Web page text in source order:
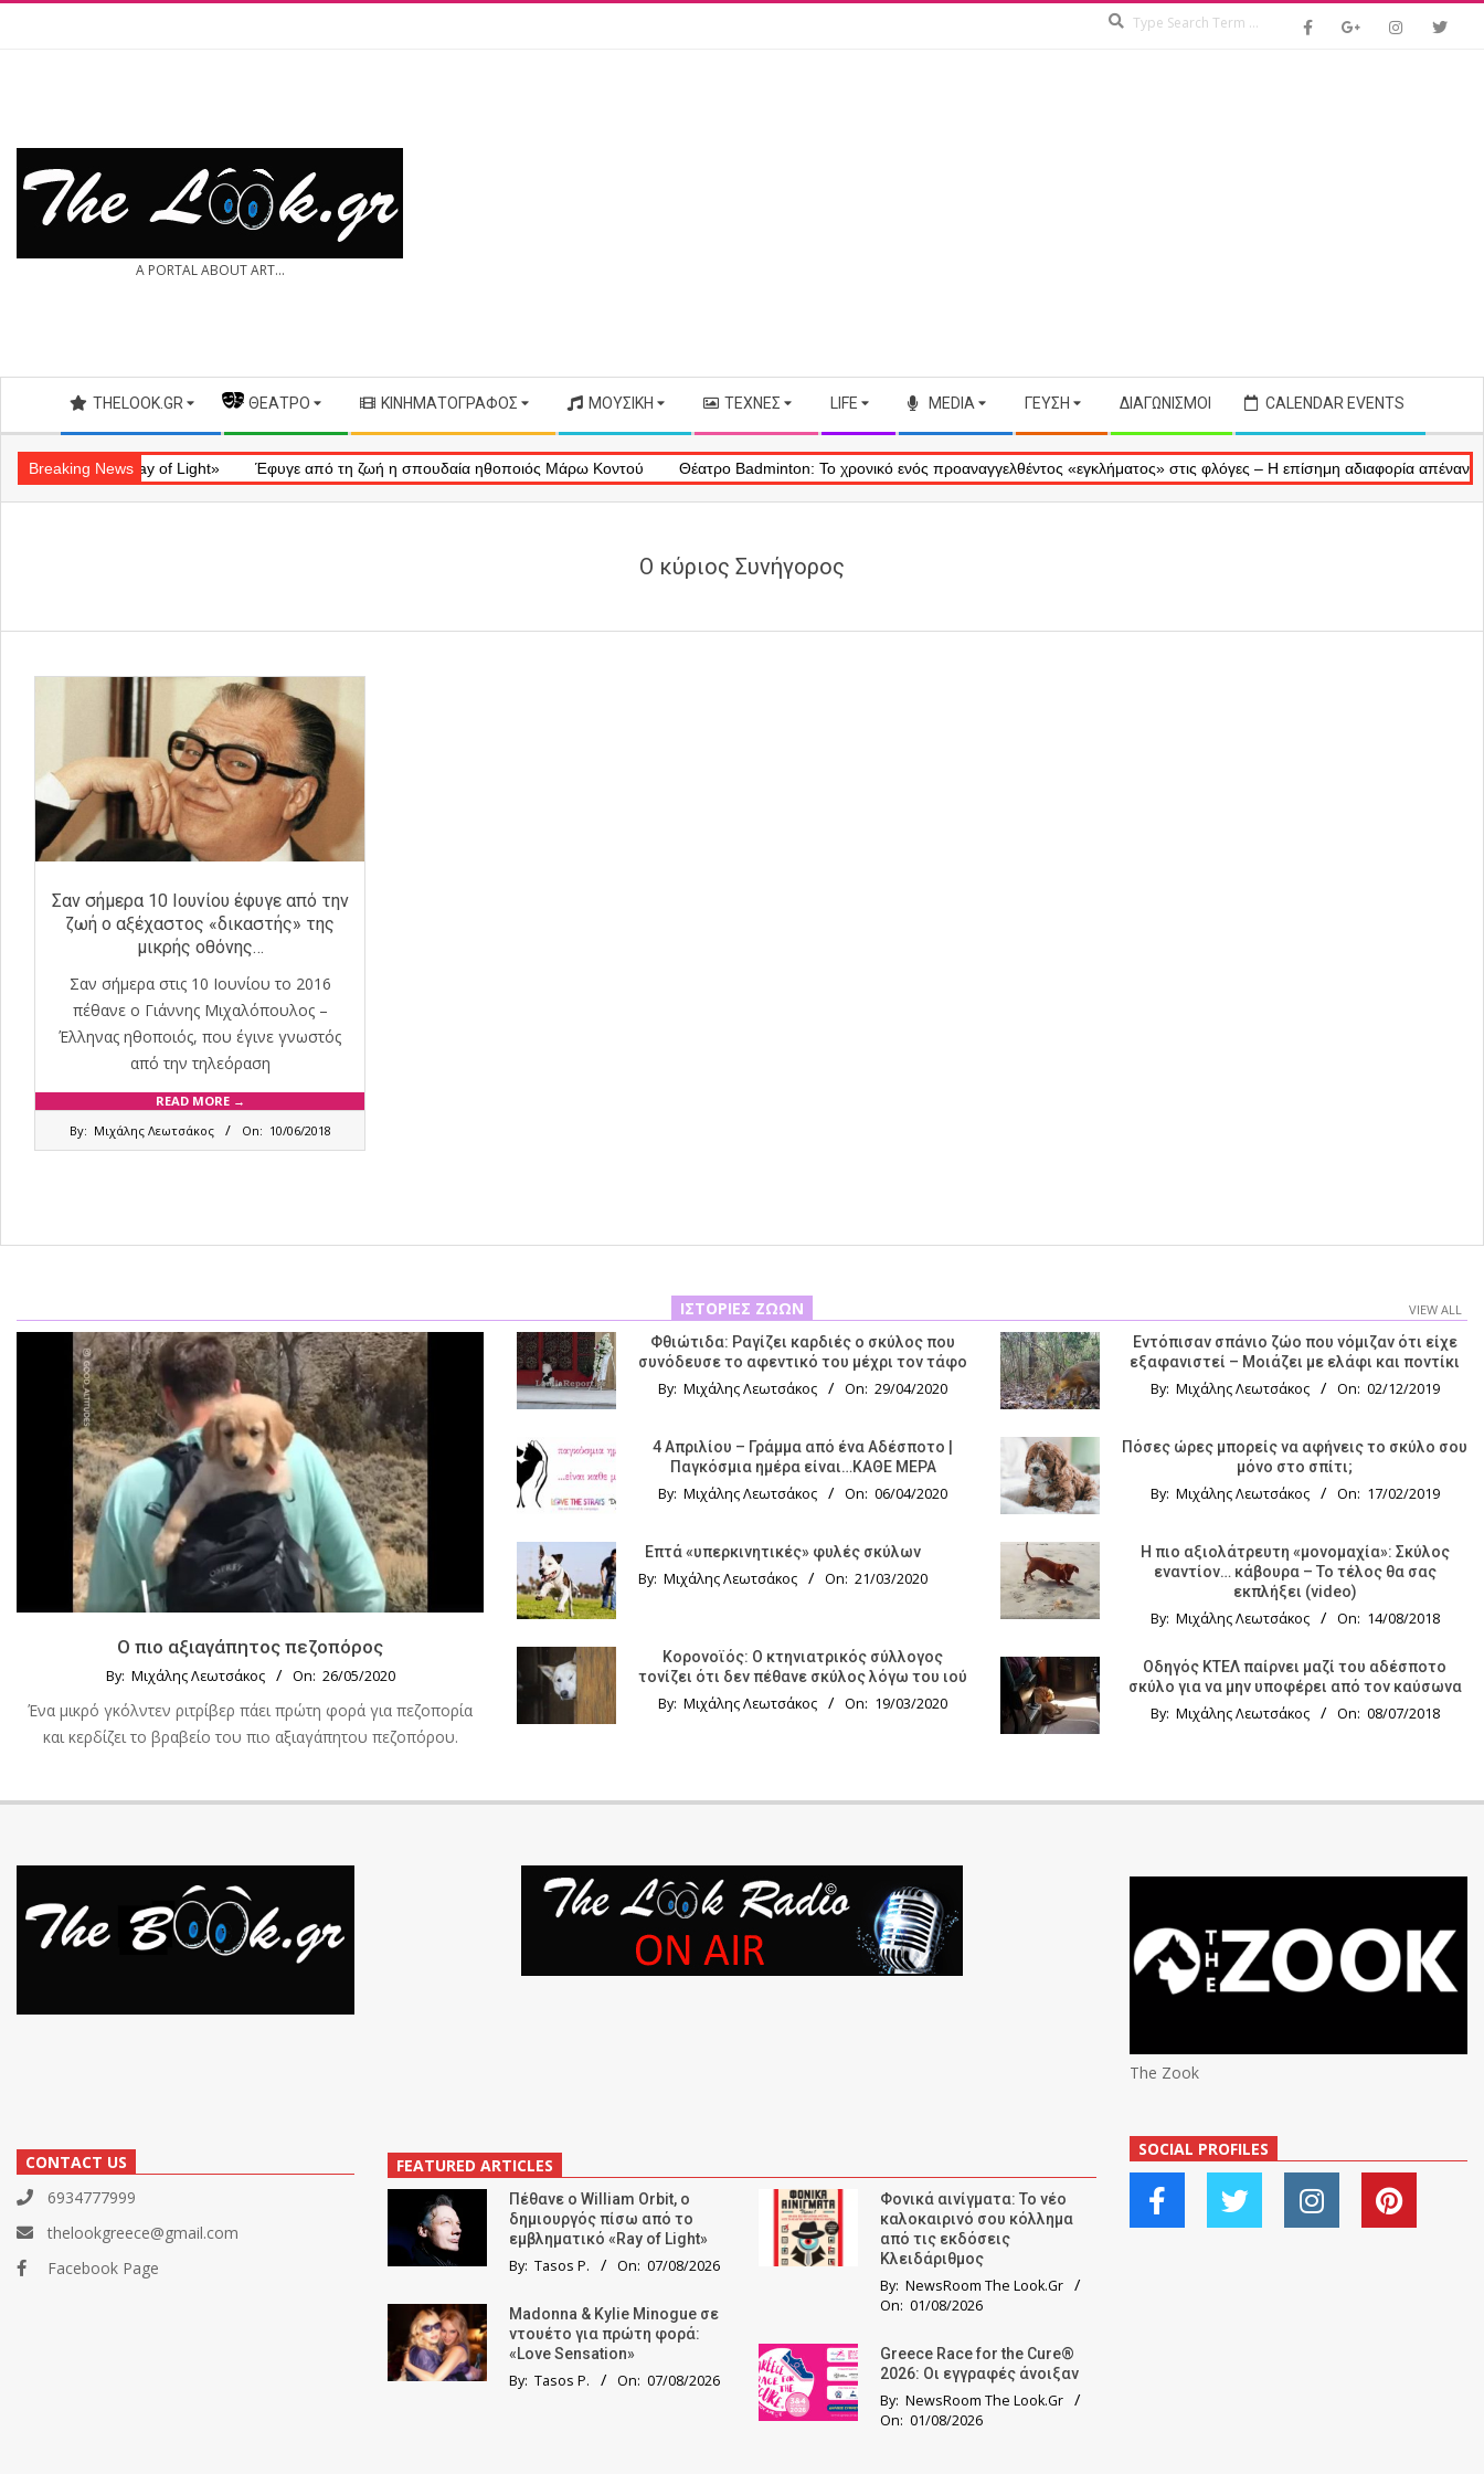
THE A PORTAL ABOUT ART...
Secondary
Navigation
Menu
THELOOK.GR — ΘΈΑΤΡΟ ΚΙΝΗΜΑΤΟΓΡΆΦΟΣ ΜΟΥΣΙΚΉ ΤΈΧΝΕΣ LIFE MEDIA ΓΕΎΣΗ ΔΙΑΓΩΝΙΣΜΟΊ CALENDAR EVENTS
Breaking News
«Ray of Light» Έφυγε από τη ζωή η σπουδαία ηθοποιός Μάρω Κοντού Θέατρο Badminton: Το χρονικό ενός προαναγγελθέντος «εγκλήματος» στις φλόγες – Η επίσημη αδιαφορία απέναντι στις
Ο κύριος Συνήγορος
Σαν σήμερα 10 Ιουνίου έφυγε από την
ζωή ο αξέχαστος «δικαστής» της
μικρής οθόνης…
Σαν σήμερα στις 10 Ιουνίου το 2016
πέθανε ο Γιάννης Μιχαλόπουλος –
Έλληνας ηθοποιός, που έγινε γνωστός
από την τηλεόραση
READ MORE →
By: Μιχάλης Λεωτσάκος On: 10/06/2018
ΙΣΤΟΡΊΕΣ ΖΏΩΝ VIEW ALL
Ο πιο αξιαγάπητος πεζοπόρος
By: Μιχάλης Λεωτσάκος On: 26/05/2020
Ένα μικρό γκόλντεν ριτρίβερ πάει πρώτη φορά για πεζοπορία
και κερδίζει το βραβείο του πιο αξιαγάπητου πεζοπόρου.
Φθιώτιδα: Ραγίζει καρδιές ο σκύλος που
συνόδευσε το αφεντικό του μέχρι τον τάφο
By: Μιχάλης Λεωτσάκος On: 29/04/2020
4 Απριλίου – Γράμμα από ένα Αδέσποτο |
Παγκόσμια ημέρα είναι…ΚΑΘΕ ΜΕΡΑ
By: Μιχάλης Λεωτσάκος On: 06/04/2020
Επτά «υπερκινητικές» φυλές σκύλων
By: Μιχάλης Λεωτσάκος On: 21/03/2020
Κορονοϊός: Ο κτηνιατρικός σύλλογος
τονίζει ότι δεν πέθανε σκύλος λόγω του ιού
By: Μιχάλης Λεωτσάκος On: 19/03/2020
Εντόπισαν σπάνιο ζώο που νόμιζαν ότι είχε
εξαφανιστεί – Μοιάζει με ελάφι και ποντίκι
By: Μιχάλης Λεωτσάκος On: 02/12/2019
Πόσες ώρες μπορείς να αφήνεις το σκύλο σου
μόνο στο σπίτι;
By: Μιχάλης Λεωτσάκος On: 17/02/2019
Η πιο αξιολάτρευτη «μονομαχία»: Σκύλος
εναντίον… κάβουρα – Το τέλος θα σας
εκπλήξει (video)
By: Μιχάλης Λεωτσάκος On: 14/08/2018
Οδηγός KTΕΛ παίρνει μαζί του αδέσποτο
σκύλο για να μην υποφέρει από τον καύσωνα
By: Μιχάλης Λεωτσάκος On: 08/07/2018
CONTACT US
6934777999
thelookgreece@gmail.com
Facebook Page
FEATURED ARTICLES
Πέθανε ο William Orbit, ο
δημιουργός πίσω από το
εμβληματικό «Ray of Light»
By: Tasos P. On: 07/08/2026
Madonna & Kylie Minogue σε
ντουέτο για πρώτη φορά:
«Love Sensation»
By: Tasos P. On: 07/08/2026
Φονικά αινίγματα: Το νέο
καλοκαιρινό σου κόλλημα
από τις εκδόσεις
Κλειδάριθμος
By: NewsRoom The Look.Gr
On: 01/08/2026
Greece Race for the Cure®
2026: Οι εγγραφές άνοιξαν
By: NewsRoom The Look.Gr
On: 01/08/2026
The Zook
SOCIAL PROFILES